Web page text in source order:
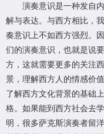
演奏意识是一种发自
解与表达。与西方相比，
奏意识上不如西方强烈。
们的演奏意识，也就是说
方，这就需要更多的关注
景，理解西方人的情感价
了解西方文化背景的基础
格。如果能到西方社会去
明，很多萨克斯演奏者留